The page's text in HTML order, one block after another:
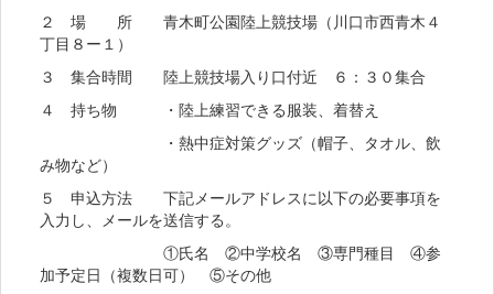
２ 場 所 青木町公園陸上競技場（川口市西青木４
丁目８ー１）
３ 集合時間 陸上競技場入り口付近 ６：３０集合
４ 持ち物 ・陸上練習できる服装、着替え
・熱中症対策グッズ（帽子、タオル、飲
み物など）
５ 申込方法 下記メールアドレスに以下の必要事項を
入力し、メールを送信する。
①氏名 ②中学校名 ③専門種目 ④参
加予定日（複数日可） ⑤その他